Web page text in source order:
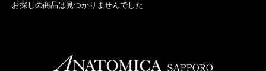
お探しの商品は見つかりませんでした